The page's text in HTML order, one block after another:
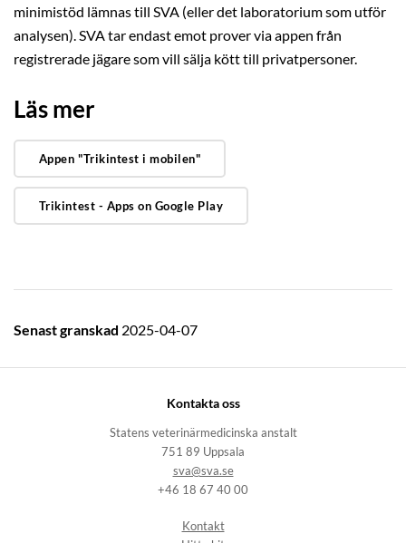
minimistöd lämnas till SVA (eller det laboratorium som utför
analysen). SVA tar endast emot prover via appen från
registrerade jägare som vill sälja kött till privatpersoner.
Läs mer
Appen "Trikintest i mobilen"
Trikintest - Apps on Google Play
Senast granskad 2025-04-07
Kontakta oss
Statens veterinärmedicinska anstalt
751 89 Uppsala
sva@sva.se
+46 18 67 40 00
Kontakt